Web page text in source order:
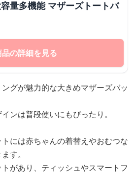
量多機能 マザーズトートバ
品の詳細を見る
グが魅力的な大きめマザーズバッ
ンは普段使いにもぴったり。
には赤ちゃんの着替えやおむつな
す。
があり、ティッシュやスマートフ